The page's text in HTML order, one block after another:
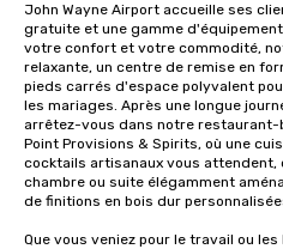
John Wayne Airport accueille ses
gratuite et une gamme
votre confort et votre commodité,
relaxante, un centre de remise en
pieds carrés d'espace polyvalent
les mariages. Après une longue
arrêtez-vous dans notre restaurant-
Point Provisions & Spirits, où une
cocktails artisanaux vous
chambre ou suite élégamment
de finitions en bois dur
Que vous veniez pour le travail ou